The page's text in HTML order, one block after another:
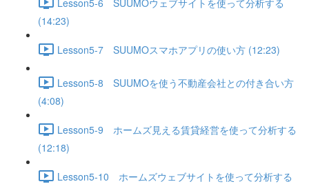
(14:23)
Lesson5-7 SUUMOスマホアプリの使い方 (12:23)
Lesson5-8 SUUMOを使う不動産会社との付き合い方
(4:08)
Lesson5-9 ホームズ見える賃貸経営を使って分析する
(12:18)
Lesson5-10 ホームズウェブサイトを使って分析する